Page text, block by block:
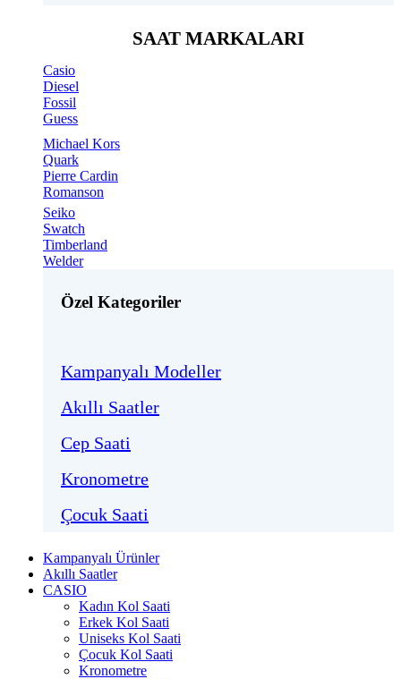
SAAT MARKALARI
Casio
Diesel
Fossil
Guess
Michael Kors
Quark
Pierre Cardin
Romanson
Seiko
Swatch
Timberland
Welder
Özel Kategoriler
Kampanyalı Modeller
Akıllı Saatler
Cep Saati
Kronometre
Çocuk Saati
Kampanyalı Ürünler
Akıllı Saatler
CASIO
Kadın Kol Saati
Erkek Kol Saati
Uniseks Kol Saati
Çocuk Kol Saati
Kronometre